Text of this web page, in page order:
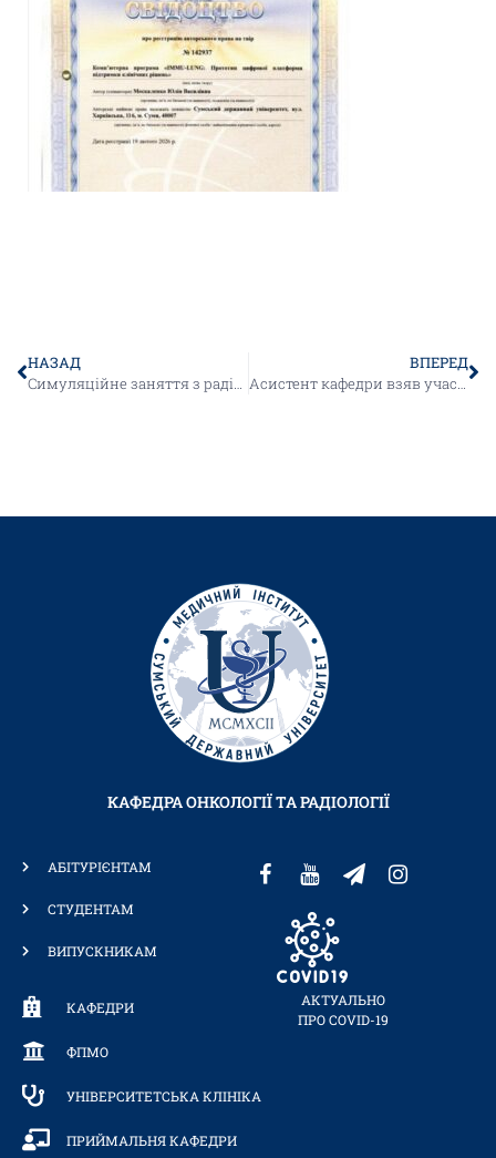
НАЗАД
Симуляційне заняття з радіаційної медицини
ВПЕРЕД
Асистент кафедри взяв участь у науково-практичній конференції з міжнародною участю «Радіологія без кордонів. Львів 2026»
КАФЕДРА ОНКОЛОГІЇ ТА РАДІОЛОГІЇ
АБІТУРІЄНТАМ
СТУДЕНТАМ
ВИПУСКНИКАМ
КАФЕДРИ
ФПМО
УНІВЕРСИТЕТСЬКА КЛІНІКА
ПРИЙМАЛЬНЯ КАФЕДРИ
АКТУАЛЬНО
ПРО COVID-19